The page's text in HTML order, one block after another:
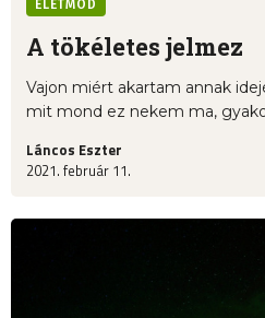
ÉLETMÓD
A tökéletes jelmez
Vajon miért akartam annak
mit mond ez nekem ma,
Láncos Eszter
2021. február 11.